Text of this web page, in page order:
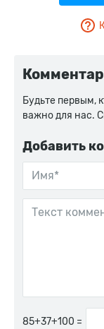
Будьте первым,
важно для нас.
Добавить
=